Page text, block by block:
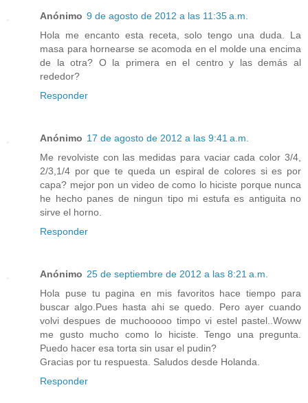
Anónimo 9 de agosto de 2012 a las 11:35 a.m.
Hola me encanto esta receta, solo tengo una duda. La
masa para hornearse se acomoda en el molde una encima
de la otra? O la primera en el centro y las demás al
rededor?
Responder
Anónimo 17 de agosto de 2012 a las 9:41 a.m.
Me revolviste con las medidas para vaciar cada color 3/4,
2/3,1/4 por que te queda un espiral de colores si es por
capa? mejor pon un video de como lo hiciste porque nunca
he hecho panes de ningun tipo mi estufa es antiguita no
sirve el horno.
Responder
Anónimo 25 de septiembre de 2012 a las 8:21 a.m.
Hola puse tu pagina en mis favoritos hace tiempo para
buscar algo.Pues hasta ahi se quedo. Pero ayer cuando
volvi despues de muchooooo timpo vi estel pastel..Woww
me gusto mucho como lo hiciste. Tengo una pregunta.
Puedo hacer esa torta sin usar el pudin?
Gracias por tu respuesta. Saludos desde Holanda.
Responder